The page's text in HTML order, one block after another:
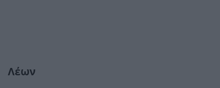
Λέων